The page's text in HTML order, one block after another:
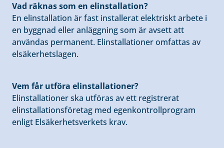
Vad räknas som en elinstallation?
En elinstallation är fast installerat elektriskt arbete i
en byggnad eller anläggning som är avsett att
användas permanent. Elinstallationer omfattas av
elsäkerhetslagen.
Vem får utföra elinstallationer?
Elinstallationer ska utföras av ett registrerat
elinstallationsföretag med egenkontrollprogram
enligt Elsäkerhetsverkets krav.